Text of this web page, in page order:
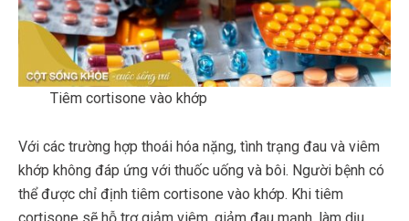
Tiêm cortisone vào khớp
Với các trường hợp thoái hóa nặng, tình trạng đau và viêm
khớp không đáp ứng với thuốc uống và bôi. Người bệnh có
thể được chỉ định tiêm cortisone vào khớp. Khi tiêm
cortisone sẽ hỗ trợ giảm viêm, giảm đau mạnh, làm dịu